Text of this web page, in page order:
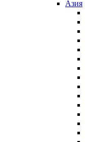
Азия